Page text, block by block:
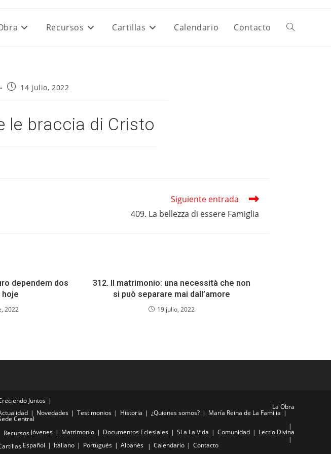
Recursos Cartillas Calendario Contacto Alternar
Publicación
entrada:
14 julio, 2022
le braccia di Cristo
Siguiente entrada
409. La bellezza di essere Famiglia
dependem dos
hoje
2022
312. Il matrimonio: una necessità che non
si può separare mai dall’amore
19 julio, 2022
Juntos
La Obra
Novedades Testimonios Historia ¿Quienes somos? María Reina de La Familia
Central
Recursos Jóvenes Matrimonio Documentos Eclesiales Sí a La Vida Comunidad
Lectio Divina
Español Italiano Portugués Albanés Calendario Contacto